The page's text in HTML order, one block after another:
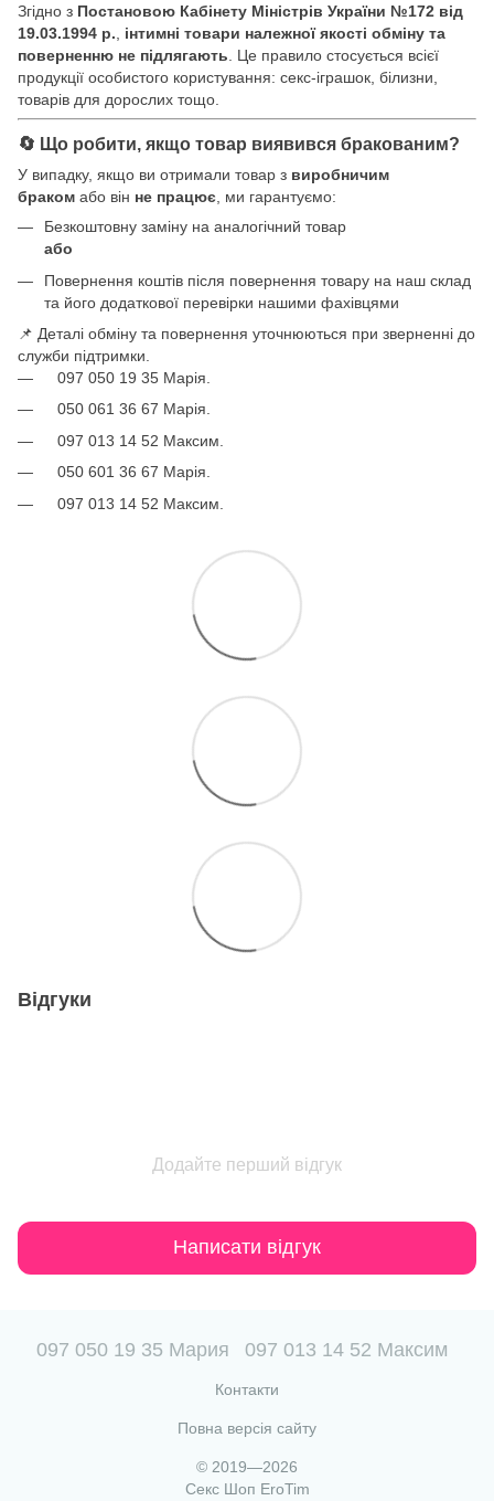
Згідно з Постановою Кабінету Міністрів України №172 від
19.03.1994 р., інтимні товари належної якості обміну та
поверненню не підлягають. Це правило стосується всієї
продукції особистого користування: секс-іграшок, білизни,
товарів для дорослих тощо.
🔄 Що робити, якщо товар виявився бракованим?
У випадку, якщо ви отримали товар з виробничим
браком або він не працює, ми гарантуємо:
Безкоштовну заміну на аналогічний товар
або
Повернення коштів після повернення товару на наш склад
та його додаткової перевірки нашими фахівцями
📌 Деталі обміну та повернення уточнюються при зверненні до
служби підтримки.
097 050 19 35 Марія.
050 061 36 67 Марія.
097 013 14 52 Максим.
050 601 36 67 Марія.
097 013 14 52 Максим.
Відгуки
Додайте перший відгук
Написати відгук
097 050 19 35 Мария 097 013 14 52 Максим
Контакти
Повна версія сайту
© 2019—2026
Секс Шоп EroTim